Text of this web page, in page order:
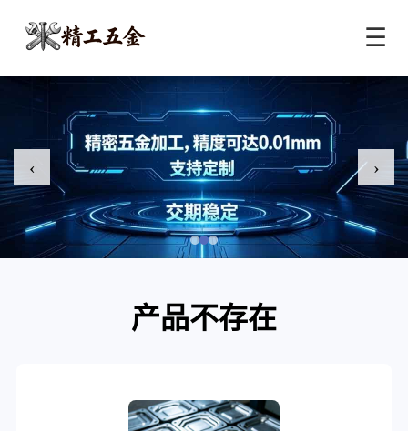
☰
‹ ›
产品不存在